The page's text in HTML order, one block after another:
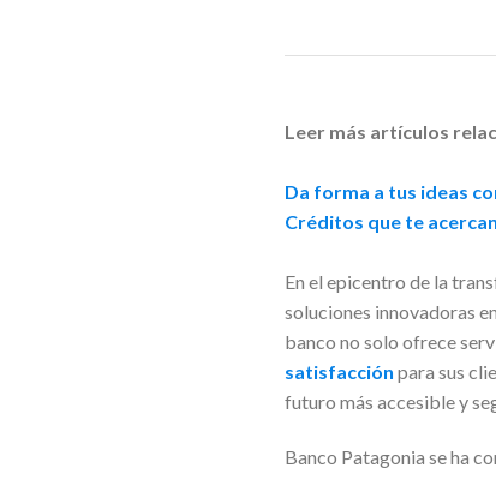
Leer más artículos
Da forma a tus ideas
Créditos que te
En el epicentro de la
soluciones innovadoras
banco no solo ofrece
satisfacción para sus
futuro más accesible y
Banco Patagonia se ha